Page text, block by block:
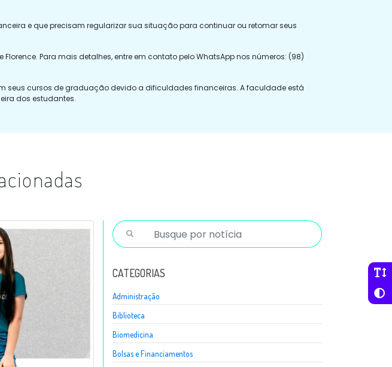
e que precisam regularizar sua situação para continuar ou retomar seus
Para mais detalhes, entre em contato pelo WhatsApp nos números: (98)
seus cursos de graduação devido a dificuldades financeiras. A faculdade está
dos estudantes.
CATEGORIAS
Administração
Biblioteca
Biomedicina
Bolsas e Financiamentos